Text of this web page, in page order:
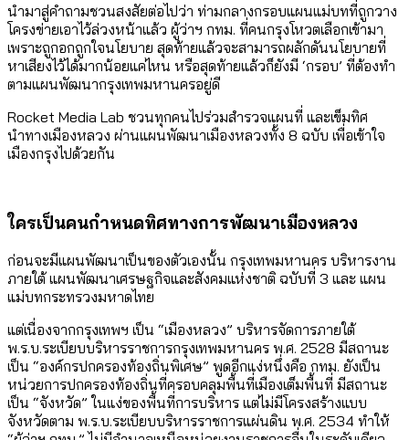
นำมาสู่คำถามชวนสงสัยต่อไปว่า ท่ามกลางกรอบแผนแม่บทที่ถูกวาง
โครงข่ายเอาไว้ล่วงหน้าแล้ว ผู้ว่าฯ กทม. ที่คนกรุงโหวตเลือกเข้ามา
เพราะถูกอกถูกใจนโยบาย สุดท้ายแล้วจะสามารถผลักดันนโยบายที่
หาเสียงไว้ได้มากน้อยแค่ไหน หรือสุดท้ายแล้วก็ยังมี ‘กรอบ’ ที่ต้องทำ
ตามแผนพัฒนากรุงเทพมหานครอยู่ดี
Rocket Media Lab ชวนทุกคนไปร่วมสำรวจแผนที่ และเข็มทิศ
นำทางเมืองหลวง ผ่านแผนพัฒนาเมืองหลวงทั้ง 8 ฉบับ เพื่อเข้าใจ
เมืองกรุงไปด้วยกัน
ใครเป็นคนกำหนดทิศทางการพัฒนาเมืองหลวง
ก่อนจะมีแผนพัฒนาเป็นของตัวเองนั้น กรุงเทพมหานคร บริหารงาน
ภายใต้ แผนพัฒนาเศรษฐกิจและสังคมแห่งชาติ ฉบับที่ 3 และ แผน
แม่บทกระทรวงมหาดไทย
แต่เนื่องจากกรุงเทพฯ เป็น “เมืองหลวง” บริหารจัดการภายใต้
พ.ร.บ.ระเบียบบริหารราชการกรุงเทพมหานคร พ.ศ. 2528 มีสถานะ
เป็น “องค์กรปกครองท้องถิ่นพิเศษ” พูดอีกแง่หนึ่งคือ กทม. ยังเป็น
หน่วยการปกครองท้องถิ่นที่ครอบคลุมพื้นที่เมืองเต็มพื้นที่ มีสถานะ
เป็น “จังหวัด” ในแง่ของพื้นที่การบริหาร แต่ไม่มีโครงสร้างแบบ
จังหวัดตาม พ.ร.บ.ระเบียบบริหารราชการแผ่นดิน พ.ศ. 2534 ทำให้